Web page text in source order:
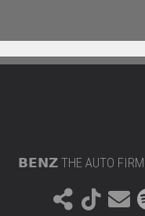
𝗕𝗘𝗡𝗭 THE AUTO